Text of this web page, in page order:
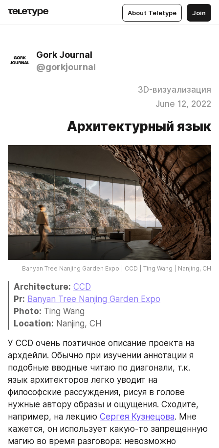
About Teletype Join
Gork Journal
@gorkjournal
3D-визуализация
June 12, 2022
Архитектурный язык
Banyan Tree Nanjing Garden Expo | CCD | Ting Wang | Nanjing, CH
Architecture: CCD
Pr: Banyan Tree Nanjing Garden Expo
Photo: Ting Wang
Location: Nanjing, CH
У CCD очень поэтичное описание проекта на
архдейли. Обычно при изучении аннотации я
подобные вводные читаю по диагонали, т.к.
язык архитекторов легко уводит на
философские рассуждения, рисуя в голове
нужные автору образы и ощущения. Сходите,
например, на лекцию Сергея Кузнецова. Мне
кажется, он использует какую-то запрещенную
магию во время разговора: невозможно